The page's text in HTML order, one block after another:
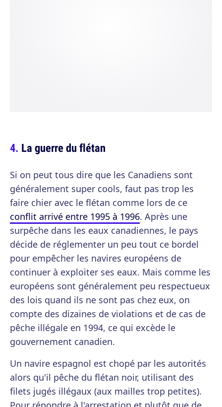
La guerre du flétan
Si on peut tous dire que les Canadiens sont
généralement super cools, faut pas trop les
faire chier avec le flétan comme lors de ce
conflit arrivé entre 1995 à 1996. Après une
surpêche dans les eaux canadiennes, le pays
décide de réglementer un peu tout ce bordel
pour empêcher les navires européens de
continuer à exploiter ses eaux. Mais comme les
européens sont généralement peu respectueux
des lois quand ils ne sont pas chez eux, on
compte des dizaines de violations et de cas de
pêche illégale en 1994, ce qui excède le
gouvernement canadien.
Un navire espagnol est chopé par les autorités
alors qu'il pêche du flétan noir, utilisant des
filets jugés illégaux (aux mailles trop petites).